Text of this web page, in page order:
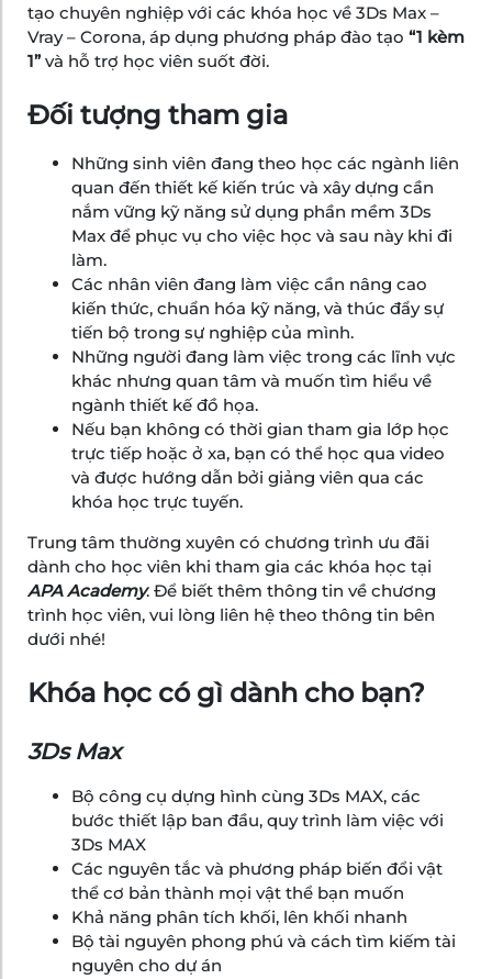
tạo chuyên nghiệp với các khóa học về 3Ds Max –
Vray – Corona, áp dụng phương pháp đào tạo “1 kèm
1”và hỗ trợ học viên suốt đời.
Đối tượng tham gia
Những sinh viên đang theo học các ngành liên
quan đến thiết kế kiến trúc và xây dựng cần
nắm vững kỹ năng sử dụng phần mềm 3Ds
Max để phục vụ cho việc học và sau này khi đi
làm.
Các nhân viên đang làm việc cần nâng cao
kiến thức, chuẩn hóa kỹ năng, và thúc đẩy sự
tiến bộ trong sự nghiệp của mình.
Những người đang làm việc trong các lĩnh vực
khác nhưng quan tâm và muốn tìm hiểu về
ngành thiết kế đồ họa.
Nếu bạn không có thời gian tham gia lớp học
trực tiếp hoặc ở xa, bạn có thể học qua video
và được hướng dẫn bởi giảng viên qua các
khóa học trực tuyến.
Trung tâm thường xuyên có chương trình ưu đãi
dành cho học viên khi tham gia các khóa học tại
APA Academy. Để biết thêm thông tin về chương
trình học viên, vui lòng liên hệ theo thông tin bên
dưới nhé!
Khóa học có gì dành cho bạn?
3Ds Max
Bộ công cụ dựng hình cùng 3Ds MAX, các
bước thiết lập ban đầu, quy trình làm việc với
3Ds MAX
Các nguyên tắc và phương pháp biến đổi vật
thể cơ bản thành mọi vật thể bạn muốn
Khả năng phân tích khối, lên khối nhanh
Bộ tài nguyên phong phú và cách tìm kiếm tài
nguyên cho dự án